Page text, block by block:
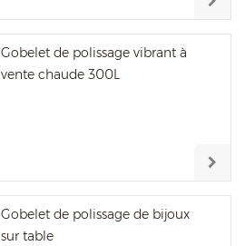
Gobelet de polissage vibrant à
vente chaude 300L
Gobelet de polissage de bijoux
sur table